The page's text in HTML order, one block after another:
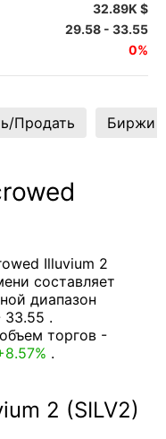
32.89K $
29.58 - 33.55
0%
Продать Биржи
Illuvium 2
составляет
диапазон
33.55 .
торгов -
.
2 (SILV2)